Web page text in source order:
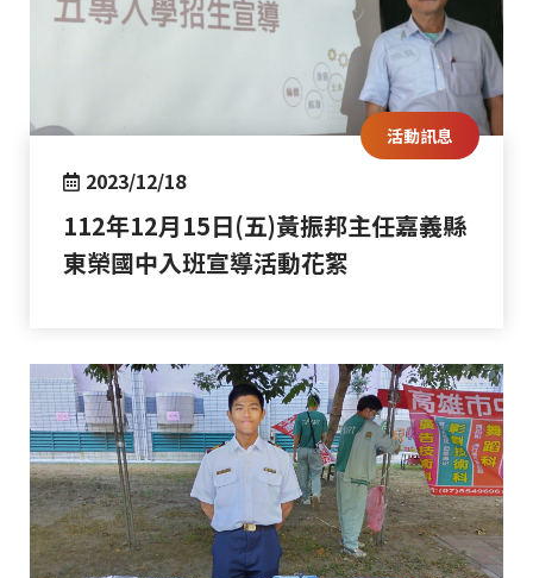
活動訊息
2023/12/18
112年12月15日(五)黃振邦主任嘉義縣
東榮國中入班宣導活動花絮